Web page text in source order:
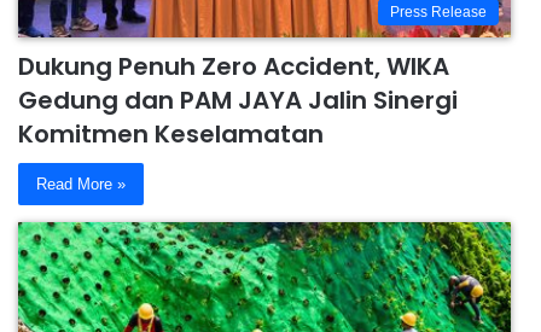
Press Release
Dukung Penuh Zero Accident, WIKA
Gedung dan PAM JAYA Jalin Sinergi
Komitmen Keselamatan
Read More »